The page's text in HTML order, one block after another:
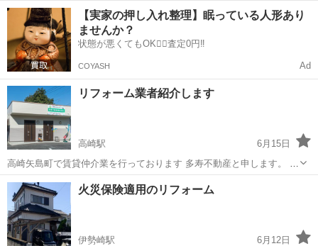
芝・ドッグラン施工承ります🐶 草むしりの手間を減らして、 ワンちゃ
んも家族も楽しめるお庭へ🏡 その他、雑草対策ご相談ください！
群馬 高崎市 吉井駅 その他
【実家の押し入れ整理】眠っている人形あり
ませんか？
状態が悪くてもOK🙆‍♀️査定0円‼️
COYASH Ad
リフォーム業者紹介します
高崎駅
6月15日
高崎矢島町で賃貸仲介業を行っております 多寿不動産と申します。 当
社、賃貸がメインの為、お部屋のリフォームや内装、水まわりの不具
合、お掃除など の業者さんに多数知り合いがおりますので、状況にあ
った職人さんをご紹介で...
群馬 高崎市 高崎駅 その他
火災保険適用のリフォーム
伊勢崎駅
6月12日